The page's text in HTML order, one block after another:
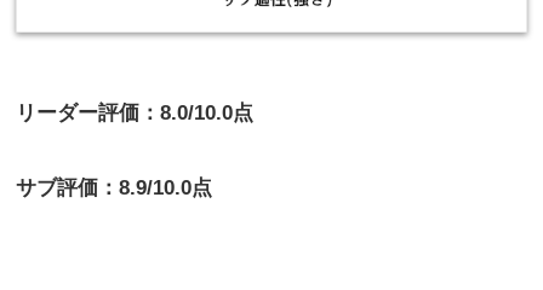
リーダー評価：8.0/10.0点
サブ評価：8.9/10.0点